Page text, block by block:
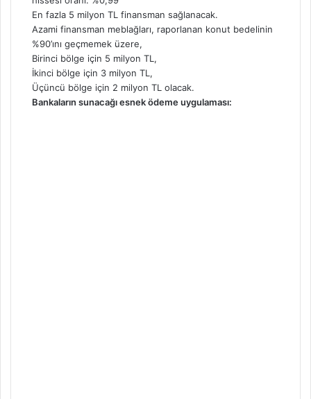
En fazla 5 milyon TL finansman sağlanacak.
Azami finansman meblağları, raporlanan konut bedelinin
%90’ını geçmemek üzere,
Birinci bölge için 5 milyon TL,
İkinci bölge için 3 milyon TL,
Üçüncü bölge için 2 milyon TL olacak.
Bankaların sunacağı esnek ödeme uygulaması: